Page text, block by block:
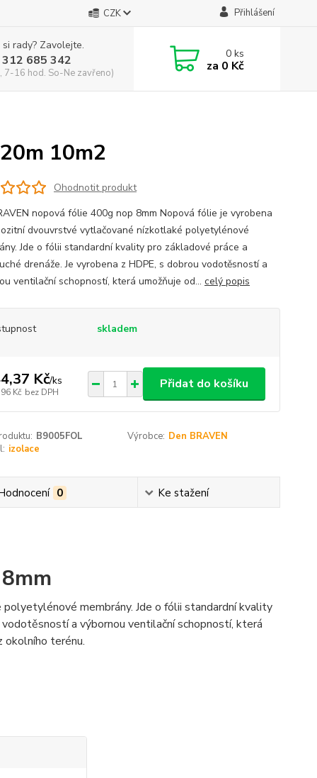
CZK Přihlášení
rady? Zavolejte.
685 342
7-16 hod. So-Ne zavřeno)
0ks
za 0 Kč
10m2
Ohodnotit produkt
nopová fólie 400g nop 8mm Nopová fólie je vyrobena
dvouvrstvé vytlačované nízkotlaké polyetylénové
Jde o fólii standardní kvality pro základové práce a
drenáže. Je vyrobena z HDPE, s dobrou vodotěsností a
ventilační schopností, která umožňuje od... celý popis
skladem
Kč/ks
Kč bez DPH
Přidat do košíku
B9005FOL Výrobce: Den BRAVEN
izolace
0 Ke stažení
membrány. Jde o fólii standardní kvality
a výbornou ventilační schopností, která
okolního terénu.